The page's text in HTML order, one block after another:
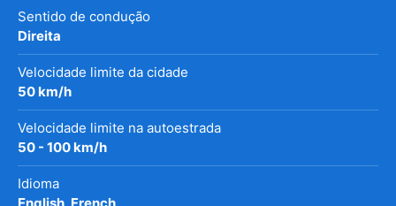
Sentido de condução
Direita
Velocidade limite da cidade
50 km/h
Velocidade limite na autoestrada
50 - 100 km/h
Idioma